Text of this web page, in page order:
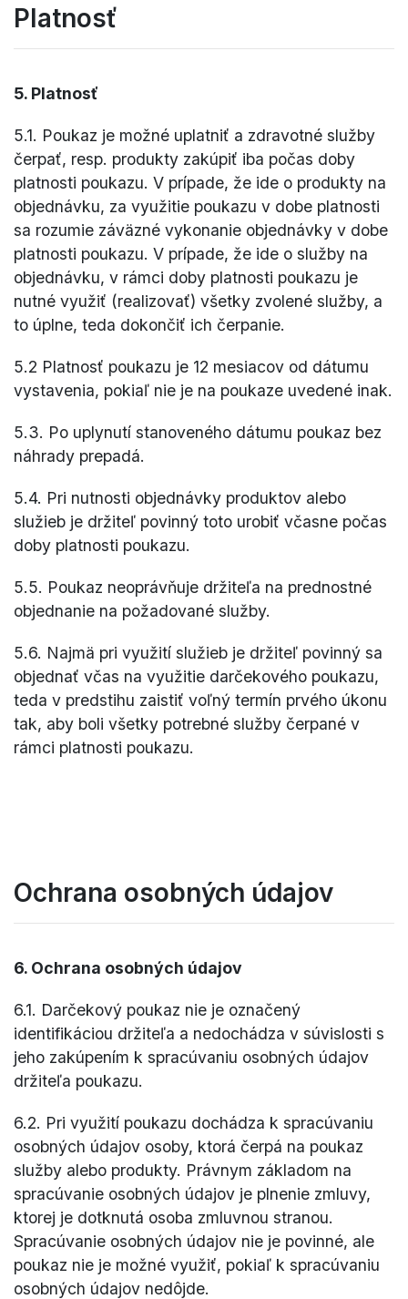
Platnosť
5. Platnosť
5.1. Poukaz je možné uplatniť a zdravotné služby
čerpať, resp. produkty zakúpiť iba počas doby
platnosti poukazu. V prípade, že ide o produkty na
objednávku, za využitie poukazu v dobe platnosti
sa rozumie záväzné vykonanie objednávky v dobe
platnosti poukazu. V prípade, že ide o služby na
objednávku, v rámci doby platnosti poukazu je
nutné využiť (realizovať) všetky zvolené služby, a
to úplne, teda dokončiť ich čerpanie.
5.2 Platnosť poukazu je 12 mesiacov od dátumu
vystavenia, pokiaľ nie je na poukaze uvedené inak.
5.3. Po uplynutí stanoveného dátumu poukaz bez
náhrady prepadá.
5.4. Pri nutnosti objednávky produktov alebo
služieb je držiteľ povinný toto urobiť včasne počas
doby platnosti poukazu.
5.5. Poukaz neoprávňuje držiteľa na prednostné
objednanie na požadované služby.
5.6. Najmä pri využití služieb je držiteľ povinný sa
objednať včas na využitie darčekového poukazu,
teda v predstihu zaistiť voľný termín prvého úkonu
tak, aby boli všetky potrebné služby čerpané v
rámci platnosti poukazu.
Ochrana osobných údajov
6. Ochrana osobných údajov
6.1. Darčekový poukaz nie je označený
identifikáciou držiteľa a nedochádza v súvislosti s
jeho zakúpením k spracúvaniu osobných údajov
držiteľa poukazu.
6.2. Pri využití poukazu dochádza k spracúvaniu
osobných údajov osoby, ktorá čerpá na poukaz
služby alebo produkty. Právnym základom na
spracúvanie osobných údajov je plnenie zmluvy,
ktorej je dotknutá osoba zmluvnou stranou.
Spracúvanie osobných údajov nie je povinné, ale
poukaz nie je možné využiť, pokiaľ k spracúvaniu
osobných údajov nedôjde.